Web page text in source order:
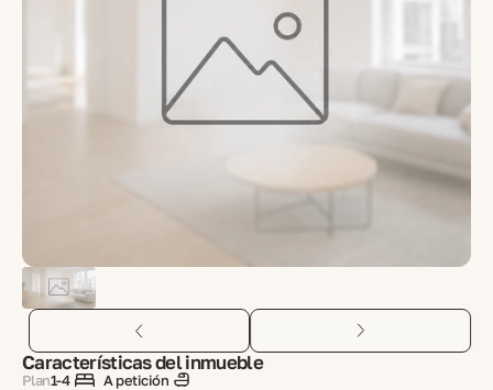
Características del inmueble
Plan1-4
A petición